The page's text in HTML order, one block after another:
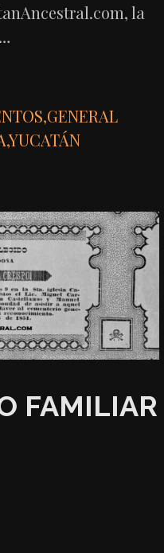
la
,GENERAL
,YUCATÁN
FAMILIAR